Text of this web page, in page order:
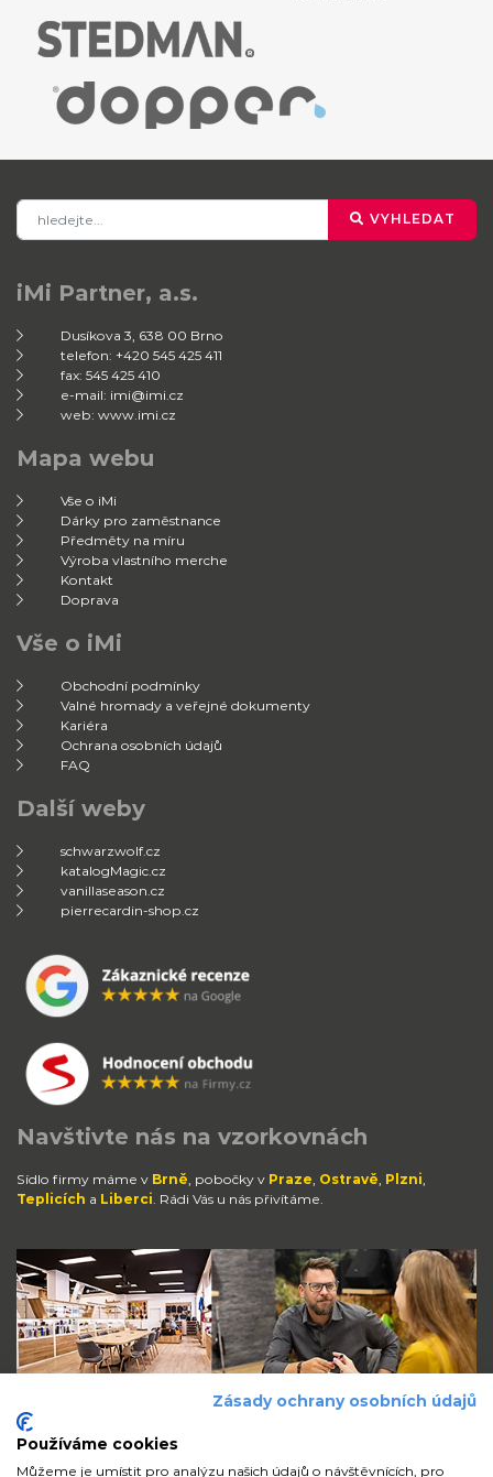
VYHLEDAT
iMi Partner, a.s.
Dusíkova 3, 638 00 Brno
telefon: +420 545 425 411
fax: 545 425 410
e-mail: imi@imi.cz
web: www.imi.cz
Mapa webu
Vše o iMi
Dárky pro zaměstnance
Předměty na míru
Výroba vlastního merche
Kontakt
Doprava
Vše o iMi
Obchodní podmínky
Valné hromady a veřejné dokumenty
Kariéra
Ochrana osobních údajů
FAQ
Další weby
schwarzwolf.cz
katalogMagic.cz
vanillaseason.cz
pierrecardin-shop.cz
Navštivte nás na vzorkovnách
Sídlo firmy máme v Brně , pobočky v Praze Ostravě Plzni
Teplicích a Liberci . Rádi Vás u nás přivítáme.
Zásady ochrany osobních údajů
Používáme cookies
Můžeme je umístit pro analýzu našich údajů o návštěvnících, pro